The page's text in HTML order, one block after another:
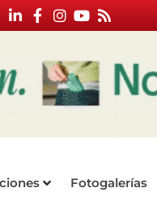
Fotogalerías